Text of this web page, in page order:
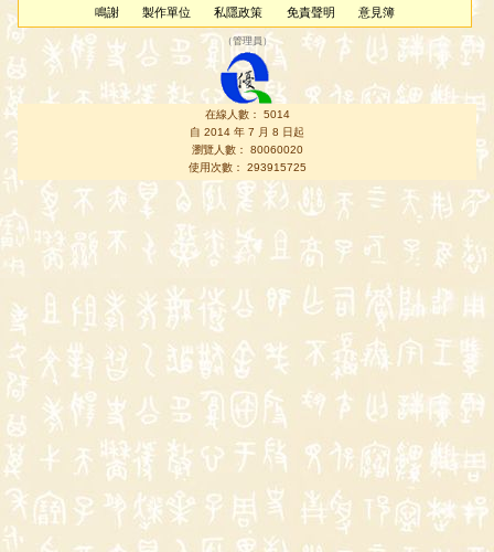
鳴謝
製作單位 私隱政策 免責聲明 意見簿
（管理員 ）
在線人數： 5014
自 2014 年 7 月 8 日起
瀏覽人數： 80060020
使用次數： 293915725